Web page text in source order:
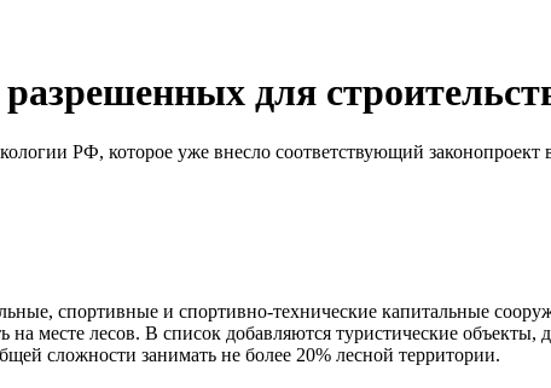
для
РФ, которое уже внесло соответствующий законопроект
спортивные и спортивно-технические капитальные
месте лесов. В список добавляются туристические объекты,
сложности занимать не более 20% лесной территории.